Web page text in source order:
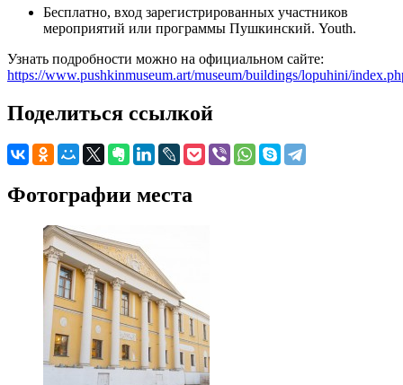
Бесплатно, вход зарегистрированных участников
мероприятий или программы Пушкинский. Youth.
Узнать подробности можно на официальном сайте:
https://www.pushkinmuseum.art/museum/buildings/lopuhini/
Поделиться ссылкой
Фотографии места